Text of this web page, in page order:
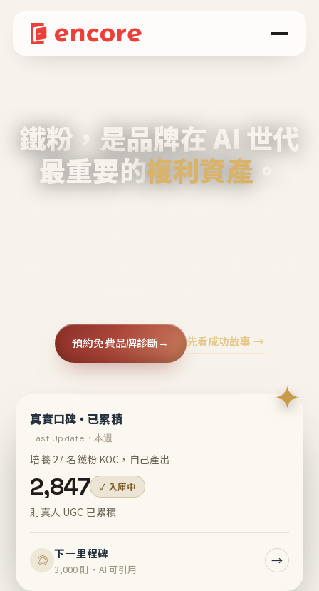
鐵粉，是品牌在 AI 世代
最重要的複利資產 。
預約免費品牌診斷→ 先看成功故事 →
✦
真實口碑・已累積
Last Update・本週
培養 27 名鐵粉 KOC，自己產出
2,847 ✓ 入庫中
則真人 UGC 已累積
◎ 下一里程碑
3,000 則・AI 可引用
→